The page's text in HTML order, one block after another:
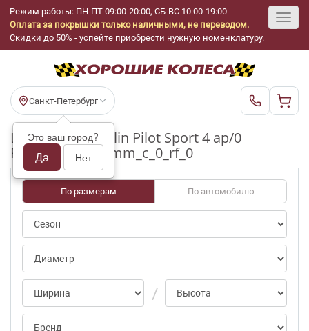
Режим работы: ПН-ПТ 09:00-20:00, СБ-ВС 10:00-19:00
Оплата за покрышки только наличными, не переводом.
Скидки до 50% - успейте приобрести нужную номенклатуру.
Санкт-Петербург
Это ваш город?
Да Нет
Шины бу Michelin Pilot Sport 4 ap/0
R17_225_50_3-4mm_c_0_rf_0
По размерам По автомобилю